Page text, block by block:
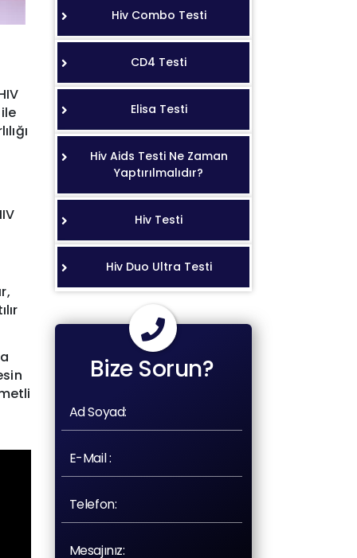
Hiv Combo Testi
CD4 Testi
Elisa Testi
Hiv Aids Testi Ne Zaman
Yaptırılmalıdır?
Hiv Testi
Hiv Duo Ultra Testi
Bize Sorun?